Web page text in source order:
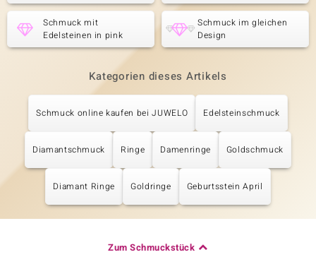
Schmuck mit
Edelsteinen in pink
Schmuck im gleichen
Design
Kategorien dieses Artikels
Schmuck online kaufen bei JUWELO Edelsteinschmuck
Diamantschmuck Ringe Damenringe Goldschmuck
Diamant Ringe Goldringe Geburtsstein April
Zum Schmuckstück